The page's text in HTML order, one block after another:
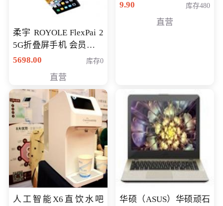
柔宇 ROYOLE FlexPai 2
5G折叠屏手机 会员专享
购买价格 4998元
5698.00 库存0
直营
9.90
库存480
直营
人工智能X6直饮水吧
华硕（ASUS）华硕顽石